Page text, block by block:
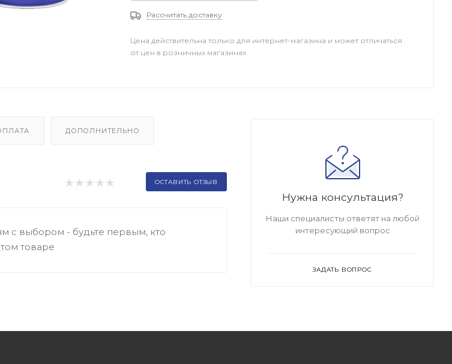
Рассчитать доставку
Цена действительна только для интернет-магазина и может отличаться
от цен в розничных магазинах
ДОПОЛНИТЕЛЬНО
ОСТАВИТЬ ОТЗЫВ
с выбором - будьте первым, кто
товаре
Нужна консультация?
Наши специалисты ответят на любой
интересующий вопрос
ЗАДАТЬ ВОПРОС